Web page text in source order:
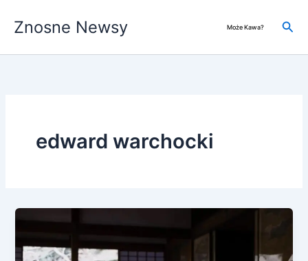
Znosne Newsy Może Kawa?
edward warchocki